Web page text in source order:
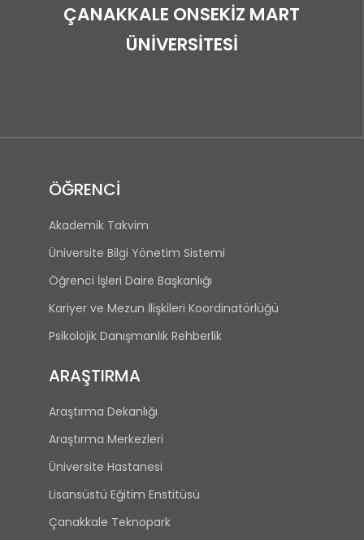
ÇANAKKALE ONSEKİZ MART
ÜNİVERSİTESİ
ÖĞRENCİ
Akademik Takvim
Üniversite Bilgi Yönetim Sistemi
Öğrenci İşleri Daire Başkanlığı
Kariyer ve Mezun İlişkileri Koordinatörlüğü
Psikolojik Danışmanlık Rehberlik
ARAŞTIRMA
Araştırma Dekanlığı
Araştırma Merkezleri
Üniversite Hastanesi
Lisansüstü Eğitim Enstitüsü
Çanakkale Teknopark